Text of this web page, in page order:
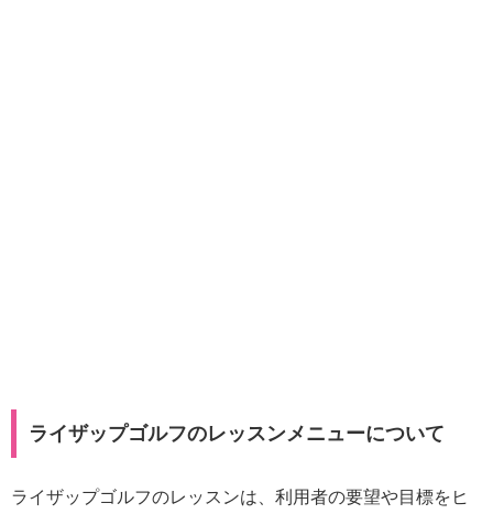
ライザップゴルフのレッスンメニューについて
ライザップゴルフのレッスンは、利用者の要望や目標をヒ